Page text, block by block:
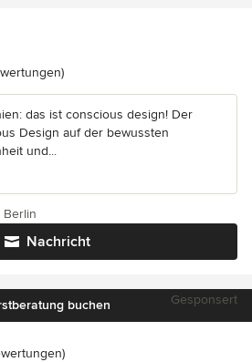
4.8 von 5 Sternen
das ist conscious design! Der
Design auf der bewussten
und...
Nachricht
Berlin
buchen Gesponsert
5 von 5 Sternen